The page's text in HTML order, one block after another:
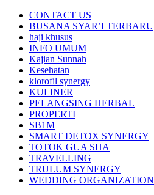
CONTACT US
BUSANA SYAR’I TERBARU
haji khusus
INFO UMUM
Kajian Sunnah
Kesehatan
klorofil synergy
KULINER
PELANGSING HERBAL
PROPERTI
SB1M
SMART DETOX SYNERGY
TOTOK GUA SHA
TRAVELLING
TRULUM SYNERGY
WEDDING ORGANIZATION